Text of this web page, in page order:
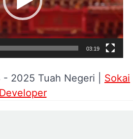
03:19
2025 Tuah Negeri | Sokai
Developer